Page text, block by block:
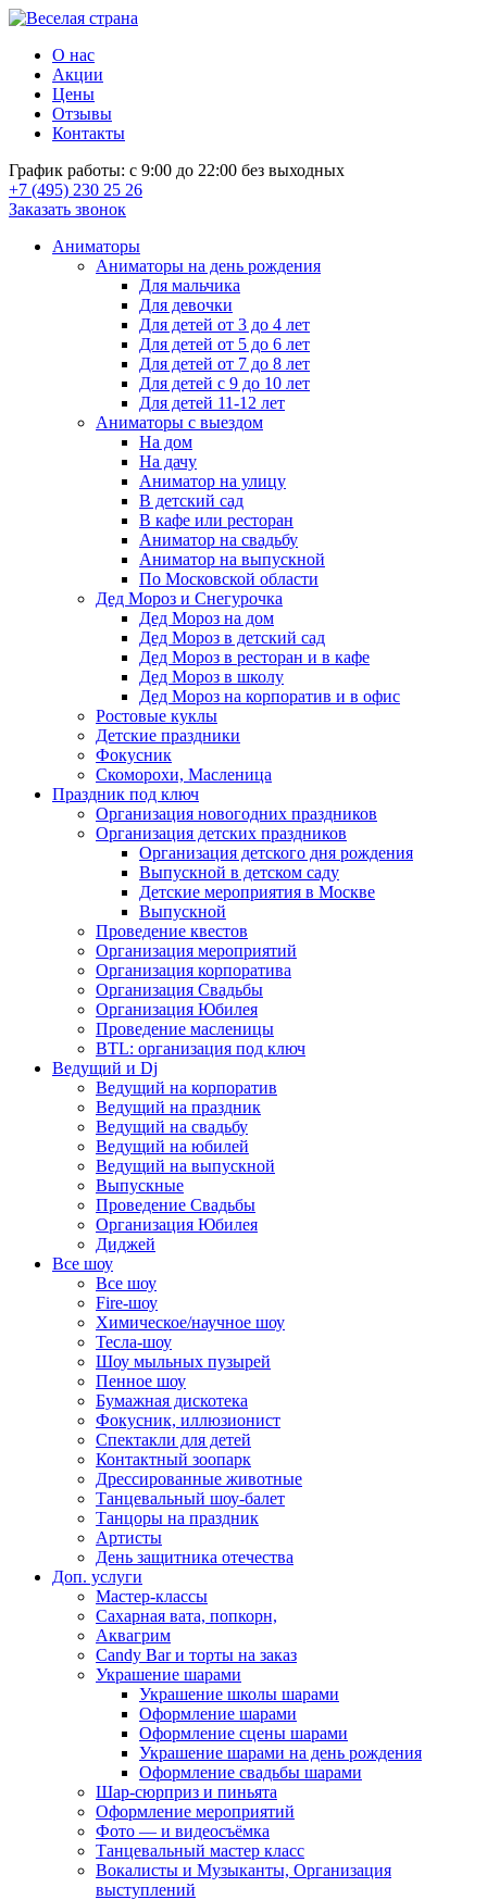
О нас
Акции
Цены
Отзывы
Контакты
График работы: с 9:00 до 22:00 без выходных
+7 (495) 230 25 26
Заказать звонок
Аниматоры
Аниматоры на день рождения
Для мальчика
Для девочки
Для детей от 3 до 4 лет
Для детей от 5 до 6 лет
Для детей от 7 до 8 лет
Для детей с 9 до 10 лет
Для детей 11-12 лет
Аниматоры с выездом
На дом
На дачу
Аниматор на улицу
В детский сад
В кафе или ресторан
Аниматор на свадьбу
Аниматор на выпускной
По Московской области
Дед Мороз и Снегурочка
Дед Мороз на дом
Дед Мороз в детский сад
Дед Мороз в ресторан и в кафе
Дед Мороз в школу
Дед Мороз на корпоратив и в офис
Ростовые куклы
Детские праздники
Фокусник
Скоморохи, Масленица
Праздник под ключ
Организация новогодних праздников
Организация детских праздников
Организация детского дня рождения
Выпускной в детском саду
Детские мероприятия в Москве
Выпускной
Проведение квестов
Организация мероприятий
Организация корпоратива
Организация Свадьбы
Организация Юбилея
Проведение масленицы
BTL: организация под ключ
Ведущий и Dj
Ведущий на корпоратив
Ведущий на праздник
Ведущий на свадьбу
Ведущий на юбилей
Ведущий на выпускной
Выпускные
Проведение Свадьбы
Организация Юбилея
Диджей
Все шоу
Все шоу
Fire-шоу
Химическое/научное шоу
Тесла-шоу
Шоу мыльных пузырей
Пенное шоу
Бумажная дискотека
Фокусник, иллюзионист
Спектакли для детей
Контактный зоопарк
Дрессированные животные
Танцевальный шоу-балет
Танцоры на праздник
Артисты
День защитника отечества
Доп. услуги
Мастер-классы
Сахарная вата, попкорн,
Аквагрим
Candy Bar и торты на заказ
Украшение шарами
Украшение школы шарами
Оформление шарами
Оформление сцены шарами
Украшение шарами на день рождения
Оформление свадьбы шарами
Шар-сюрприз и пиньята
Оформление мероприятий
Фото — и видеосъёмка
Танцевальный мастер класс
Вокалисты и Музыканты, Организация
выступлений